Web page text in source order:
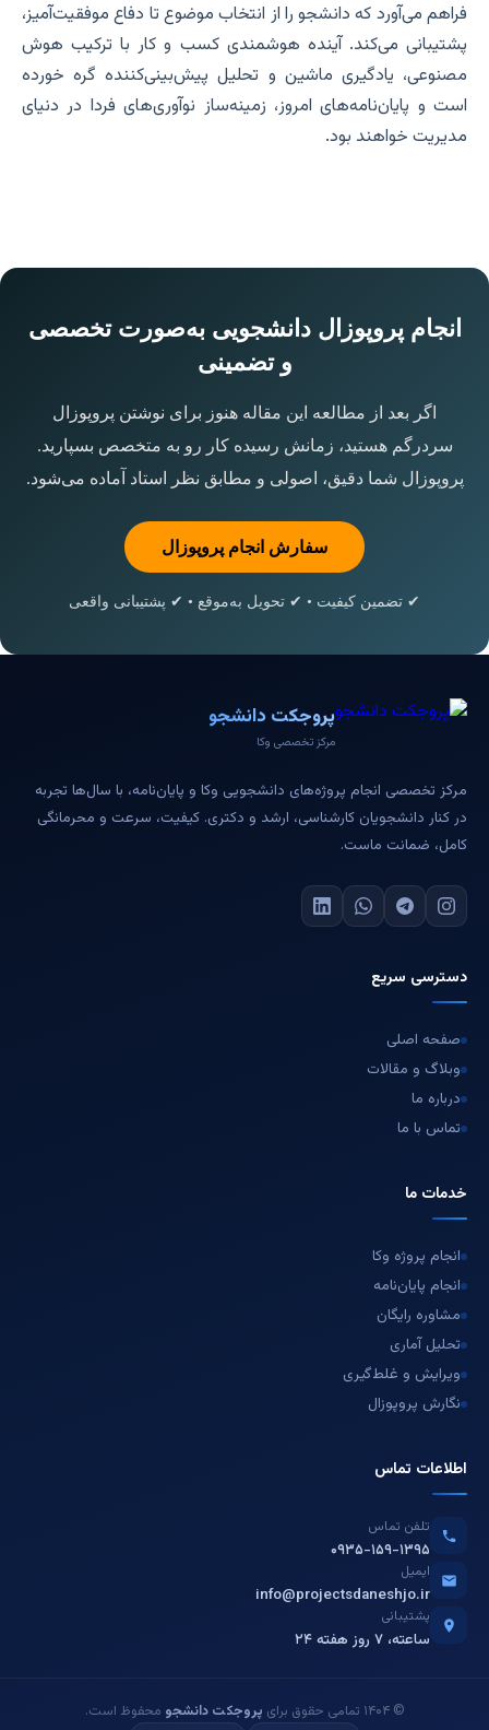
فراهم می‌آورد که دانشجو را از انتخاب موضوع تا دفاع موفقیت‌آمیز،
پشتیبانی می‌کند. آینده هوشمندی کسب و کار با ترکیب هوش
مصنوعی، یادگیری ماشین و تحلیل پیش‌بینی‌کننده گره خورده
است و پایان‌نامه‌های امروز، زمینه‌ساز نوآوری‌های فردا در دنیای
مدیریت خواهند بود.
انجام پروپوزال دانشجویی به‌صورت تخصصی
و تضمینی
اگر بعد از مطالعه این مقاله هنوز برای نوشتن پروپوزال
سردرگم هستید، زمانش رسیده کار رو به متخصص بسپارید.
پروپوزال شما دقیق، اصولی و مطابق نظر استاد آماده می‌شود.
سفارش انجام پروپوزال
✔ تضمین کیفیت • ✔ تحویل به‌موقع • ✔ پشتیبانی واقعی
پروجکت دانشجو
مرکز تخصصی وکا
مرکز تخصصی انجام پروژه‌های دانشجویی وکا و پایان‌نامه، با سال‌ها تجربه
در کنار دانشجویان کارشناسی، ارشد و دکتری. کیفیت، سرعت و محرمانگی
کامل، ضمانت ماست.
دسترسی سریع
صفحه اصلی
وبلاگ و مقالات
درباره ما
تماس با ما
خدمات ما
انجام پروژه وکا
انجام پایان‌نامه
مشاوره رایگان
تحلیل آماری
ویرایش و غلط‌گیری
نگارش پروپوزال
اطلاعات تماس
تلفن تماس
۰۹۳۵-۱۵۹-۱۳۹۵
ایمیل
info@projectsdaneshjo.ir
پشتیبانی
۲۴ ساعته، ۷ روز هفته
© ۱۴۰۴ تمامی حقوق برای پروجکت دانشجو محفوظ است.